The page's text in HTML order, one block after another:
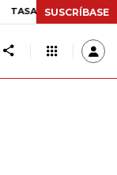
USURA CRÉDITO
SUSCRÍBASE